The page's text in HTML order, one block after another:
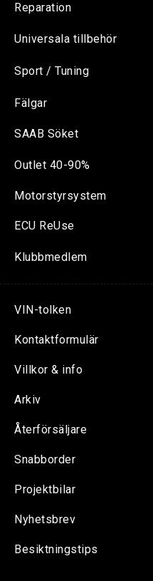
Reparation
Universala tillbehör
Sport / Tuning
Fälgar
SAAB Söket
Outlet 40-90%
Motorstyrsystem
ECU ReUse
Klubbmedlem
VIN-tolken
Kontaktformulär
Villkor & info
Arkiv
Återförsäljare
Snabborder
Projektbilar
Nyhetsbrev
Besiktningstips